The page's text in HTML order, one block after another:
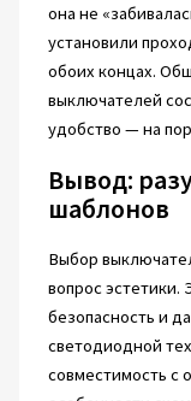
она не
установили
обоих концах.
выключателей
удобство — на
Вывод:
шаблонов
Выбор
вопрос эстетики.
безопасность и
светодиодной
совместимость с